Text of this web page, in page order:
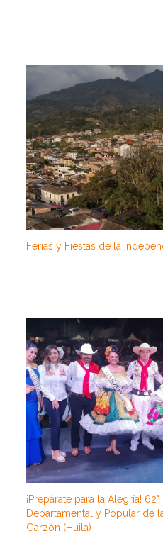
Ferias y Fiestas de la
¡Prepárate para la Alegría!
Departamental y Popular de
Garzón (Huila)